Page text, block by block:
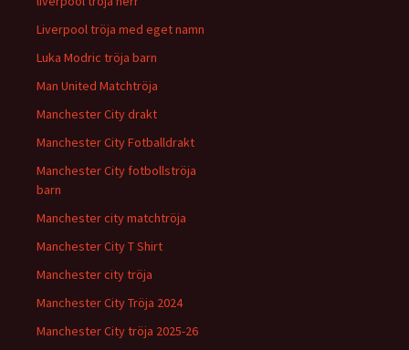
Liverpool tröja med eget namn
Luka Modric tröja barn
Man United Matchtröja
Manchester City drakt
Manchester City Fotballdrakt
Manchester City fotbollströja
barn
Manchester city matchtröja
Manchester City T Shirt
Manchester city tröja
Manchester City Tröja 2024
Manchester City tröja 2025-26